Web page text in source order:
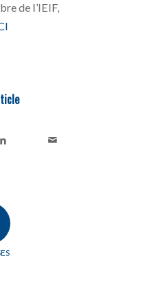
de l’IEIF,